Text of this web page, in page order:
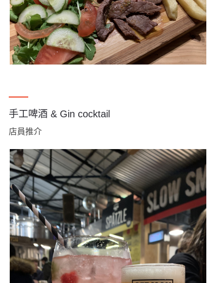
手工啤酒 & Gin cocktail
店員推介